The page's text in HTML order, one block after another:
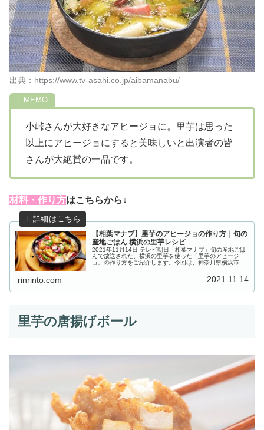
出典：https://www.tv-asahi.co.jp/aibamanabu/
小峠さんが大好きなアヒージョに。里芋は思った
以上にアヒージョにすると美味しいと出演者の皆
さんが大絶賛の一品です。
材料・作り方はこちらから↓
【相葉マナブ】里芋のアヒージョの作り方｜旬の
産地ごはん 横浜の里芋レシピ
2021年11月14日 テレビ朝日「相葉マナブ」旬の産地ごは
んで放送された、横浜の里芋を使った「里芋のアヒージ
ョ」の作り方をご紹介します。今回は、神奈川県横浜市の
rinrinto.com 2021.11.14
里芋の唐揚げボール